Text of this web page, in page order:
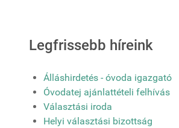
Legfrissebb híreink
Álláshirdetés - óvoda igazgató
Óvodatej ajánlattételi felhívás
Választási iroda
Helyi választási bizottság